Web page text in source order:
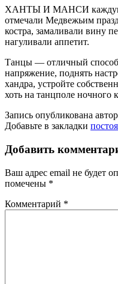
ХАНТЫ И МАНСИ каждую
отмечали Медвежьим
костра, замаливали вину
нагуливали аппетит.
Танцы — отличный способ
напряжение, поднять
хандра, устройте
хоть на танцполе ночного
Запись опубликована
Добавьте в закладки
Добавить
Ваш адрес email не будет
помечены *
Комментарий *